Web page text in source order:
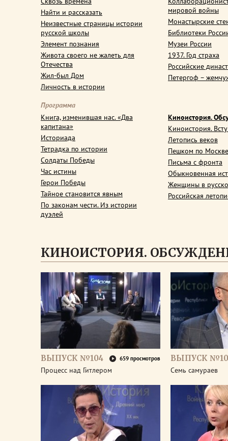
Найти и рассказать
Неизвестные страницы истории
русской школы
Элемент познания
Живота своего не жалеть для
Отечества
Жил-был Дом
Личность в истории
мировой войны
Монастырские
Библиотеки
Музеи России
1937. Год страха
Российские
Петергоф –
Программа
Книга, изменившая нас. «Два
капитана»
Историада
Тетрадка по истории
Солдаты Победы
Час истины
Герои Победы
Тайное становится явным
По законам чести. Из истории
дуэлей
Киноистория.
Киноистория.
Летопись веков
Пешком по Москве
Письма с фронта
Обыкновенная
Женщины в
Российская
КИНОИСТОРИЯ.
ВЫПУСК №104 659 просмотров
Процесс над Гитлером
ВЫПУСК
Семь самураев